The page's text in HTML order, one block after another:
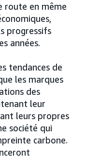
route en même
progressifs
années.
tendances de
les marques
des
leur
leurs propres
société qui
carbone.